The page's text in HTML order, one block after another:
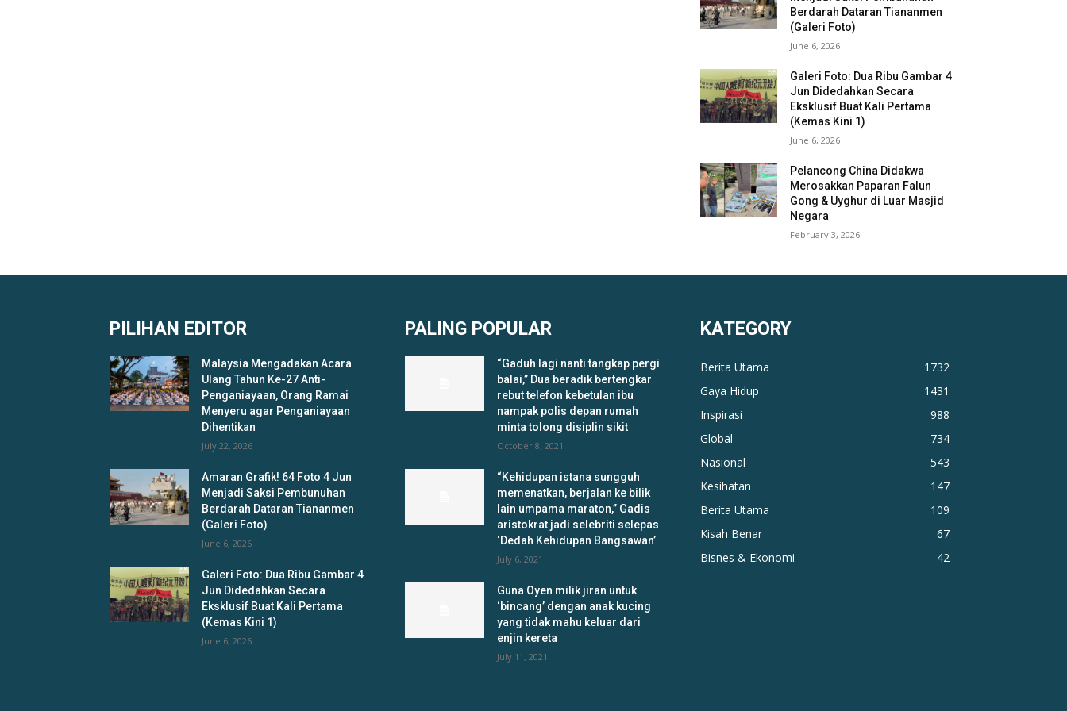
Berdarah Dataran Tiananmen
(Galeri Foto)
June 6, 2026
Galeri Foto: Dua Ribu Gambar 4
Jun Didedahkan Secara
Eksklusif Buat Kali Pertama
(Kemas Kini 1)
June 6, 2026
Pelancong China Didakwa
Merosakkan Paparan Falun
Gong & Uyghur di Luar Masjid
Negara
February 3, 2026
PILIHAN EDITOR
Malaysia Mengadakan Acara
Ulang Tahun Ke-27 Anti-
Penganiayaan, Orang Ramai
Menyeru agar Penganiayaan
Dihentikan
July 22, 2026
Amaran Grafik! 64 Foto 4 Jun
Menjadi Saksi Pembunuhan
Berdarah Dataran Tiananmen
(Galeri Foto)
June 6, 2026
Galeri Foto: Dua Ribu Gambar 4
Jun Didedahkan Secara
Eksklusif Buat Kali Pertama
(Kemas Kini 1)
June 6, 2026
PALING POPULAR
“Gaduh lagi nanti tangkap pergi
balai,” Dua beradik bertengkar
rebut telefon kebetulan ibu
nampak polis depan rumah
minta tolong disiplin sikit
October 8, 2021
“Kehidupan istana sungguh
memenatkan, berjalan ke bilik
lain umpama maraton,” Gadis
aristokrat jadi selebriti selepas
‘Dedah Kehidupan Bangsawan’
July 6, 2021
Guna Oyen milik jiran untuk
‘bincang’ dengan anak kucing
yang tidak mahu keluar dari
enjin kereta
July 11, 2021
KATEGORY
Berita Utama
1732
Gaya Hidup
1431
Inspirasi
988
Global
734
Nasional
543
Kesihatan
147
Berita Utama
109
Kisah Benar
67
Bisnes & Ekonomi
42